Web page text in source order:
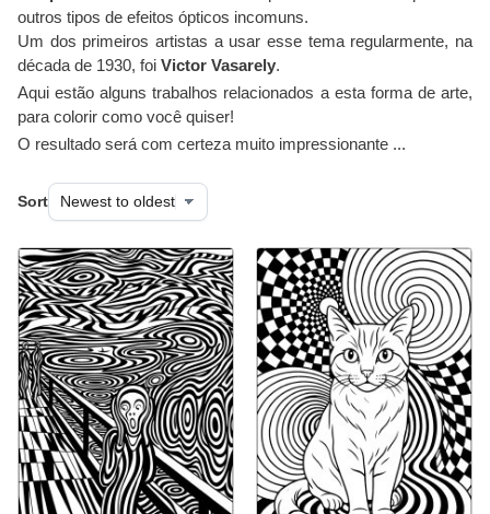
outros tipos de efeitos ópticos incomuns.
Um dos primeiros artistas a usar esse tema regularmente, na
década de 1930, foi Victor Vasarely.
Aqui estão alguns trabalhos relacionados a esta forma de arte,
para colorir como você quiser!
O resultado será com certeza muito impressionante ...
Sort